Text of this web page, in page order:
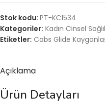
Stok kodu: PT-KC1534
Kategoriler: Kadın Cinsel
Etiketler: Cabs Glide
Açıklama
Ürün Detayları